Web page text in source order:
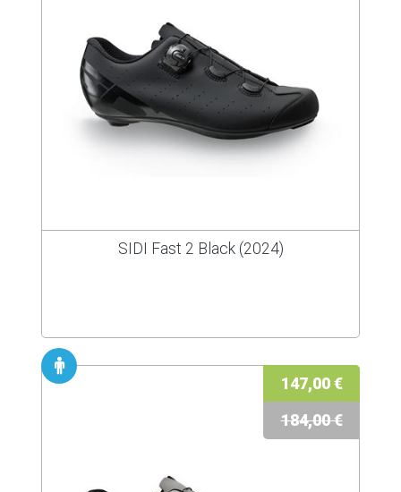
SIDI Fast 2 Black (2024)
147,00 €
184,00 €